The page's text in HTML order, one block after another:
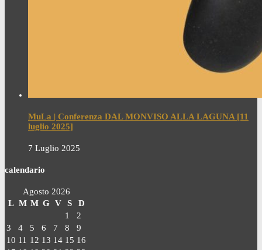
MuLa | Conferenza DAL MONVISO ALLA LAGUNA [11
luglio 2025]
7 Luglio 2025
calendario
Agosto 2026
L M M G V S
D
1
2
3
4 5 6 7 8
9
10 11 12 13 14 15 16